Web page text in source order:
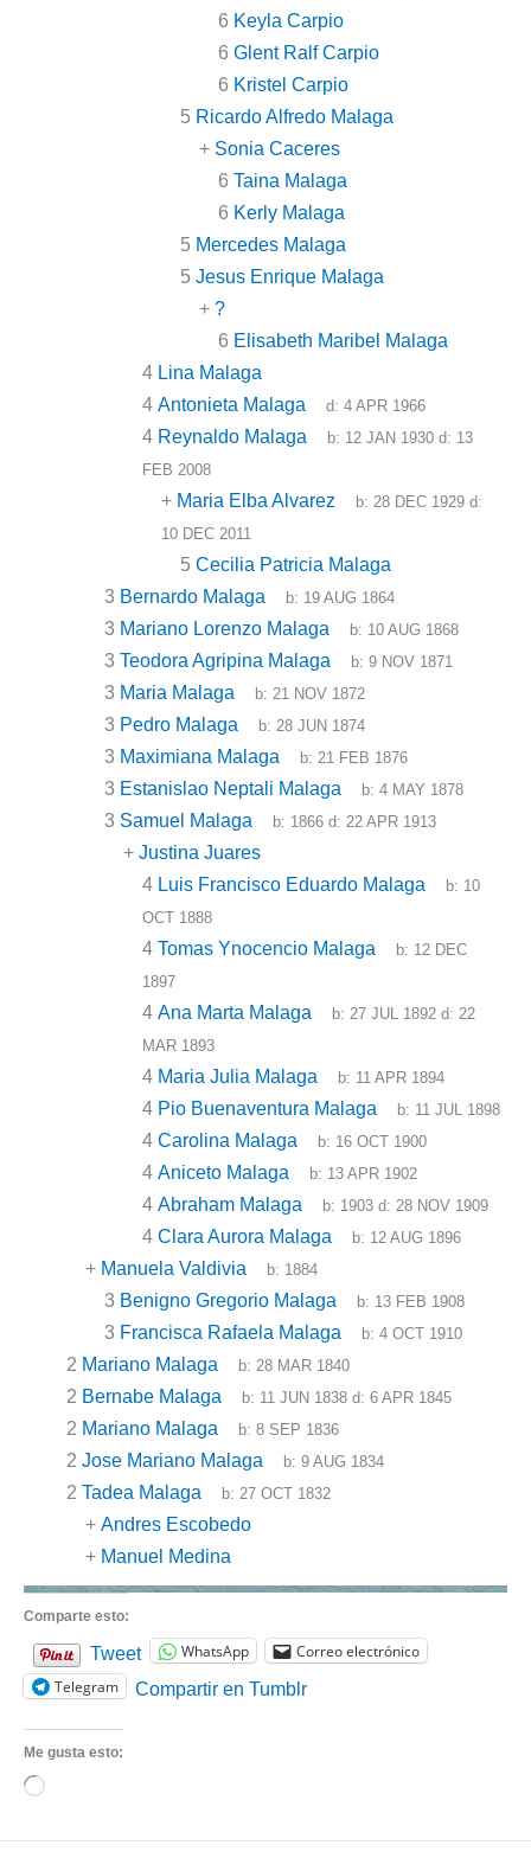
6 Keyla Carpio
6 Glent Ralf Carpio
6 Kristel Carpio
5 Ricardo Alfredo Malaga
+ Sonia Caceres
6 Taina Malaga
6 Kerly Malaga
5 Mercedes Malaga
5 Jesus Enrique Malaga
+ ?
6 Elisabeth Maribel Malaga
4 Lina Malaga
4 Antonieta Malaga d:4 APR 1966
4 Reynaldo Malaga b: 12 JAN 1930 d: 13
FEB 2008
+ Maria Elba Alvarez b:28 DEC 1929 d:
10 DEC 2011
5 Cecilia Patricia Malaga
3 Bernardo Malaga b: 19 AUG 1864
3 Mariano Lorenzo Malaga b: 10 AUG 1868
3 Teodora Agripina Malaga b:9 NOV 1871
3 Maria Malaga b:21 NOV 1872
3 Pedro Malaga b:28 JUN 1874
3 Maximiana Malaga b:21 FEB 1876
3 Estanislao Neptali Malaga b:4 MAY 1878
3 Samuel Malaga b: 1866 d:22 APR 1913
+ Justina Juares
4 Luis Francisco Eduardo Malaga b: 10
OCT 1888
4 Tomas Ynocencio Malaga b: 12 DEC
1897
4 Ana Marta Malaga b:27 JUL 1892 d:22
MAR 1893
4 Maria Julia Malaga b: 11 APR 1894
4 Pio Buenaventura Malaga b: 11 JUL 1898
4 Carolina Malaga b: 16 OCT 1900
4 Aniceto Malaga b: 13 APR 1902
4 Abraham Malaga b: 1903 d:28 NOV 1909
4 Clara Aurora Malaga b: 12 AUG 1896
+ Manuela Valdivia b: 1884
3 Benigno Gregorio Malaga b: 13 FEB 1908
3 Francisca Rafaela Malaga b:4 OCT 1910
2 Mariano Malaga b:28 MAR 1840
2 Bernabe Malaga b: 11 JUN 1838 d:6 APR 1845
2 Mariano Malaga b:8 SEP 1836
2 Jose Mariano Malaga b:9 AUG 1834
2 Tadea Malaga b:27 OCT 1832
+ Andres Escobedo
+ Manuel Medina
Comparte esto:
Tweet WhatsApp
Correo electrónico
Telegram
Compartir en Tumblr
Me gusta esto:
Cargando...